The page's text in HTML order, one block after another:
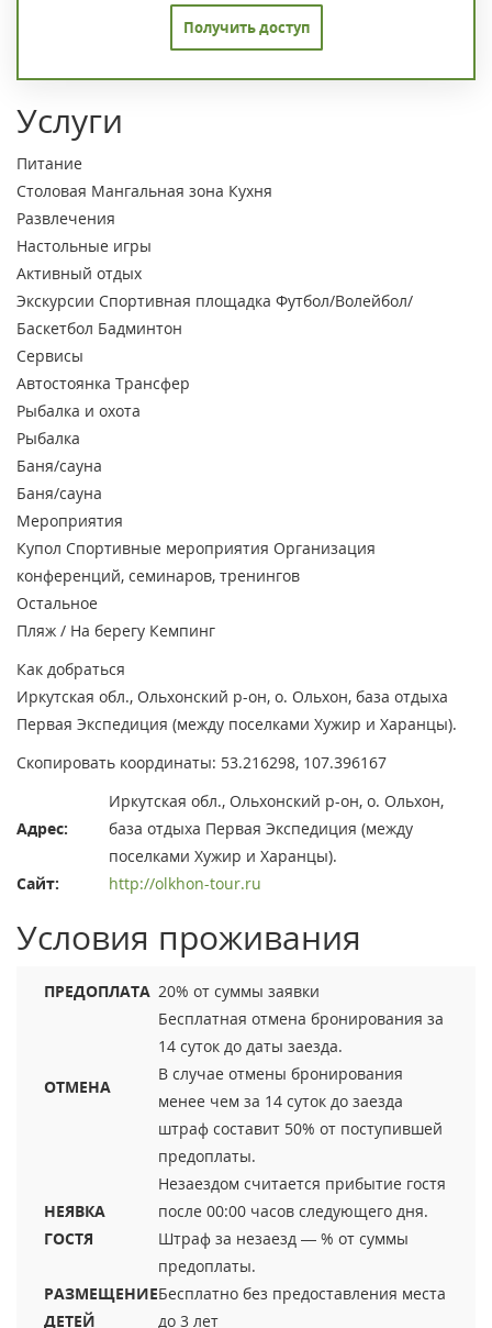
Получить доступ
Услуги
Питание
Столовая Мангальная зона Кухня
Развлечения
Настольные игры
Активный отдых
Экскурсии Спортивная площадка Футбол/Волейбол/
Баскетбол Бадминтон
Сервисы
Автостоянка Трансфер
Рыбалка и охота
Рыбалка
Баня/сауна
Баня/сауна
Мероприятия
Купол Спортивные мероприятия Организация
конференций, семинаров, тренингов
Остальное
Пляж / На берегу Кемпинг
Как добраться
Иркутская обл., Ольхонский р-он, о. Ольхон, база отдыха
Первая Экспедиция (между поселками Хужир и Харанцы).
Скопировать координаты: 53.216298, 107.396167
Адрес:
Иркутская обл., Ольхонский р-он, о. Ольхон,
база отдыха Первая Экспедиция (между
поселками Хужир и Харанцы).
Сайт:
http://olkhon-tour.ru
Условия проживания
ПРЕДОПЛАТА 20% от суммы заявки
ОТМЕНА
Бесплатная отмена бронирования за
14 суток до даты заезда.
В случае отмены бронирования
менее чем за 14 суток до заезда
штраф составит 50% от поступившей
предоплаты.
НЕЯВКА
ГОСТЯ
Незаездом считается прибытие гостя
после 00:00 часов следующего дня.
Штраф за незаезд — % от суммы
предоплаты.
РАЗМЕЩЕНИЕ
ДЕТЕЙ
Бесплатно без предоставления места
до 3 лет